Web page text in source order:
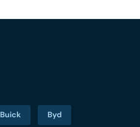
Buick Byd